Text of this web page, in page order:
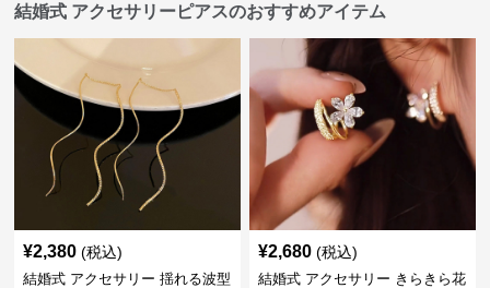
結婚式 アクセサリーピアスのおすすめアイテム
¥2,380 (税込)
結婚式 アクセサリー 揺れる波型
¥2,680 (税込)
結婚式 アクセサリー きらきら花